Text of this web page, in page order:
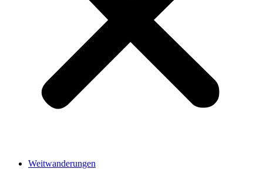
Weitwanderungen